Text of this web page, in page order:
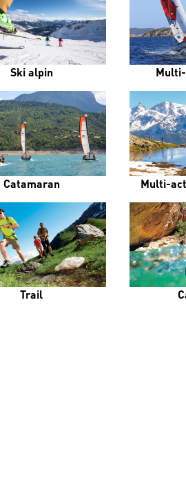
Ski alpin
Catamaran Multi-
Trail